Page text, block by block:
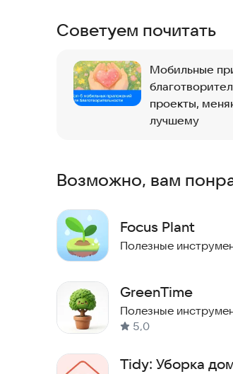
сетях или непосредственно в
Скачайте Forest прямо сейчас
Советуем почитать
Мобильные
проекты,
лучшему
Возможно, вам
Focus Plant
Полезные
GreenTime
Полезные
5,0
Tidy: Уборка